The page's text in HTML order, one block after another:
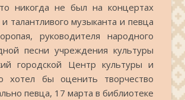
никогда не был на концертах
и талантливого музыканта и певца
руководителя народного
песни учреждения культуры
городской Центр культуры и
хотел бы оценить творчество
певца, 17 марта в библиотеке